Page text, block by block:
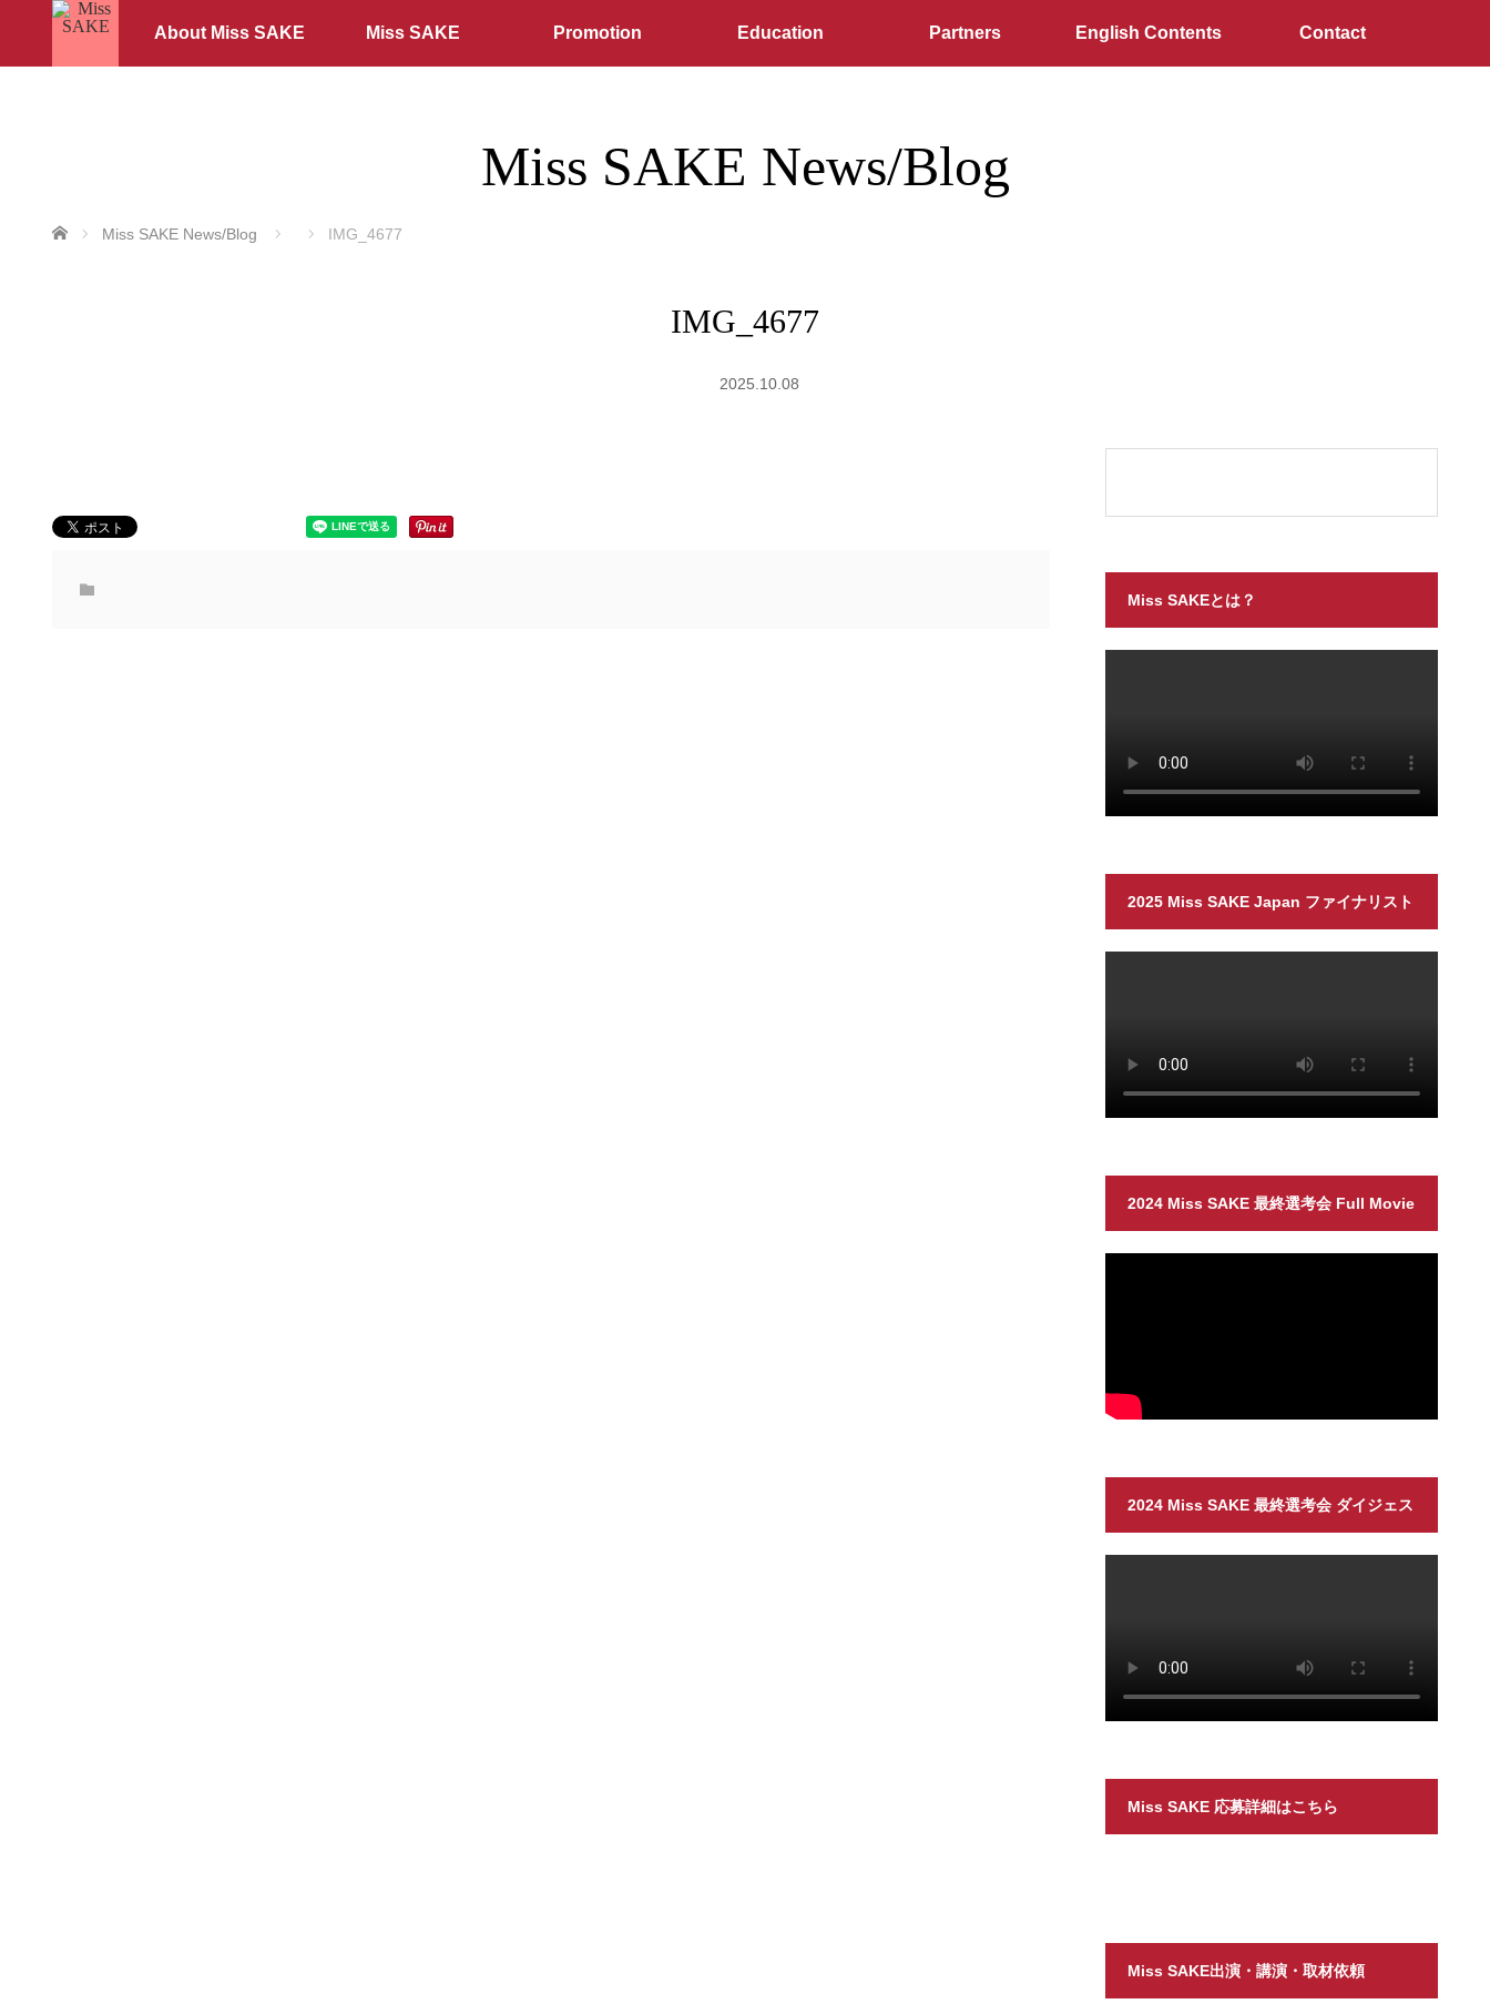
About Miss SAKE Miss SAKE Promotion Education Partners English Contents Contact
Miss SAKE News/Blog
ホーム Miss SAKE News/Blog IMG_4677
IMG_4677
2025.10.08
Miss SAKEとは？
2025 Miss SAKE Japan ファイナリスト
2024 Miss SAKE 最終選考会 Full Movie
2024 Miss SAKE 最終選考会 ダイジェス
ト
Miss SAKE 応募詳細はこちら
Miss SAKE出演・講演・取材依頼